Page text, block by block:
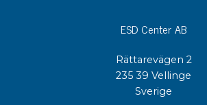
ESD Center AB
Rättarevägen 2
235 39 Vellinge
Sverige